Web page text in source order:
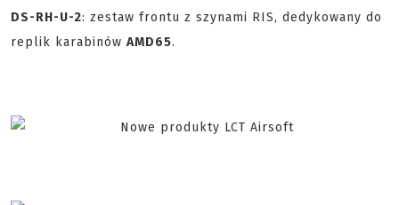
DS-RH-U-2: zestaw frontu z szynami RIS, dedykowany do
replik karabinów AMD65.